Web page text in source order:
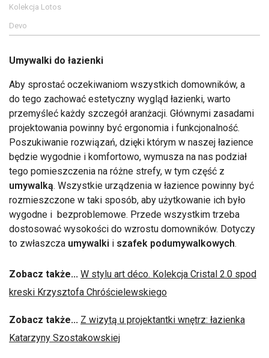
Kolekcja Lotos
Devo
Umywalki do łazienki
Aby sprostać oczekiwaniom wszystkich domowników, a
do tego zachować estetyczny wygląd łazienki, warto
przemyśleć każdy szczegół aranżacji. Głównymi zasadami
projektowania powinny być ergonomia i funkcjonalność.
Poszukiwanie rozwiązań, dzięki którym w naszej łazience
będzie wygodnie i komfortowo, wymusza na nas podział
tego pomieszczenia na różne strefy, w tym część z
umywalką. Wszystkie urządzenia w łazience powinny być
rozmieszczone w taki sposób, aby użytkowanie ich było
wygodne i bezproblemowe. Przede wszystkim trzeba
dostosować wysokości do wzrostu domowników. Dotyczy
to zwłaszcza umywalki i szafek podumywalkowych.
Zobacz także... W stylu art déco. Kolekcja Cristal 2.0 spod
kreski Krzysztofa Chróścielewskiego
Zobacz także... Z wizytą u projektantki wnętrz: łazienka
Katarzyny Szostakowskiej